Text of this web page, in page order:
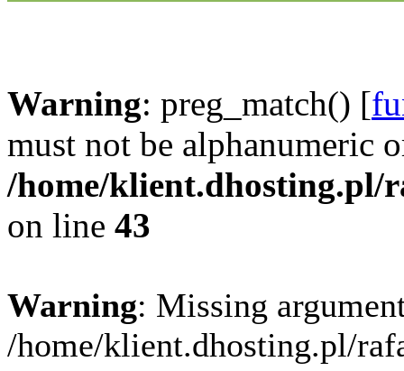
Warning: preg_match() [
must not be alphanumeric
/home/klient.dhosting.pl/
on line 43
Warning: Missing
/home/klient.dhosting.pl/